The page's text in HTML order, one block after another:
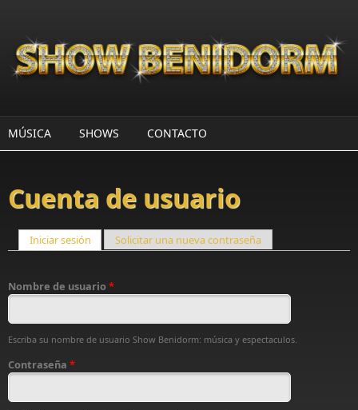
MÚSICA SHOWS CONTACTO
Cuenta de usuario
Iniciar sesión (solapa activa)
Solicitar una nueva contraseña
Nombre de usuario*
Escriba su nombre de usuario Show Benidorm: música y espectaculos.
Contraseña *